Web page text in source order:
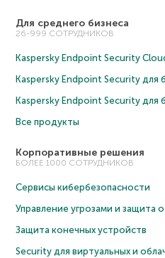
Для среднего бизнеса
26-999 СОТРУДНИКОВ
Kaspersky Endpoint Security
Kaspersky Endpoint Security для
Kaspersky Endpoint Security для
Все продукты
Корпоративные решения
БОЛЕЕ 1000 СОТРУДНИКОВ
Сервисы кибербезопасности
Управление угрозами и защита
Защита конечных устройств
Security для виртуальных и